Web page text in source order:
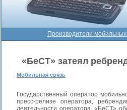
Производители
«БеСТ» затеял
Мобильная связь
Государственный оператор
пресс-релизе оператора,
деятельности оператора. «БеСТ»